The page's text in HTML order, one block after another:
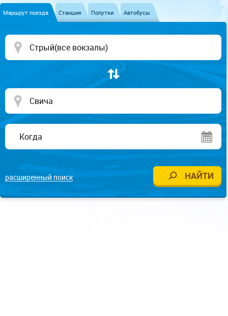
Маршрут поезда Станция Попутки Автобусы
расширенный поиск